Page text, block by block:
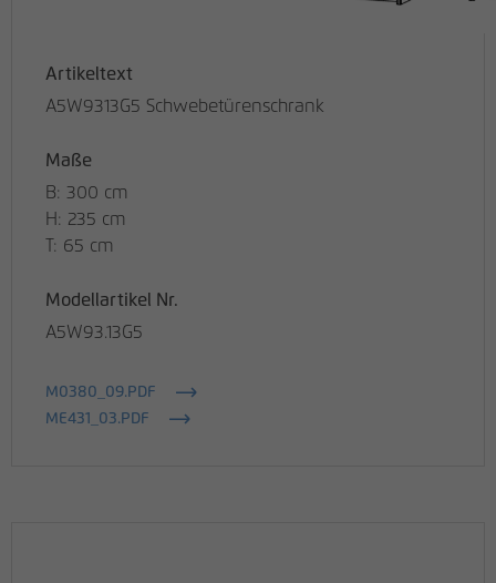
Artikeltext
A5W9313G5 Schwebetürenschrank
Maße
B: 300 cm
H: 235 cm
T: 65 cm
Modellartikel Nr.
A5W93.13G5
M0380_09.PDF
ME431_03.PDF